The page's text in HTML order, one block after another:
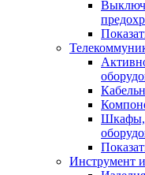
Шкафы,
Инструмент